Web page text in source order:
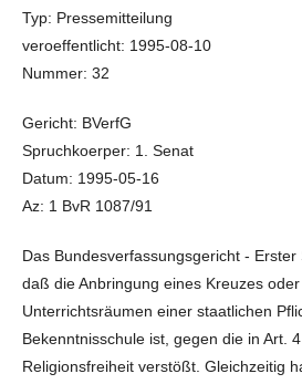
Typ: Pressemitteilung
veroeffentlicht: 1995-08-10
Nummer: 32
Gericht: BVerfG
Spruchkoerper: 1. Senat
Datum: 1995-05-16
Az: 1 BvR 1087/91
Das Bundesverfassungsgericht - Erster
daß die Anbringung eines Kreuzes
Unterrichtsräumen einer staatlichen
Bekenntnisschule ist, gegen die in Art.
Religionsfreiheit verstößt. Gleichzeitig